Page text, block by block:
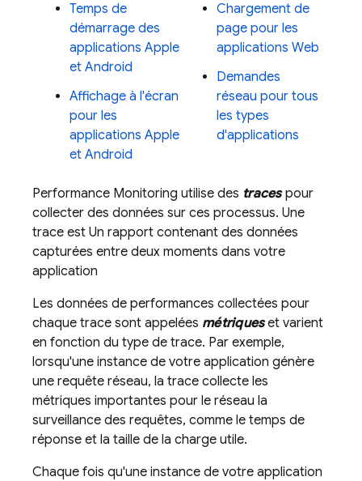
Temps de
démarrage des
applications Apple
et Android
Affichage à l'écran
pour les
applications Apple
et Android
Chargement de
page pour les
applications Web
Demandes
réseau pour tous
les types
d'applications
Performance Monitoring utilise des tracespour
collecter des données sur ces processus. Une
trace est Un rapport contenant des données
capturées entre deux moments dans votre
application
Les données de performances collectées pour
chaque trace sont appelées métriqueset varient
en fonction du type de trace. Par exemple,
lorsqu'une instance de votre application génère
une requête réseau, la trace collecte les
métriques importantes pour le réseau la
surveillance des requêtes, comme le temps de
réponse et la taille de la charge utile.
Chaque fois qu'une instance de votre application